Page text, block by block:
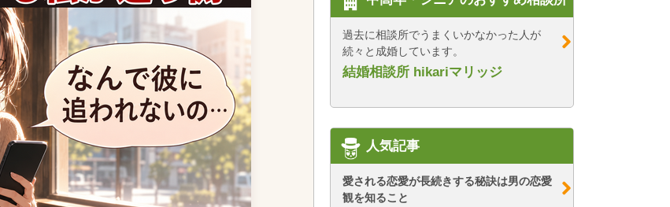
過去に相談所でうまくいかなかった人が
続々と成婚しています。
結婚相談所 hikariマリッジ
人気記事
愛される恋愛が長続きする秘訣は男の恋愛
観を知ること